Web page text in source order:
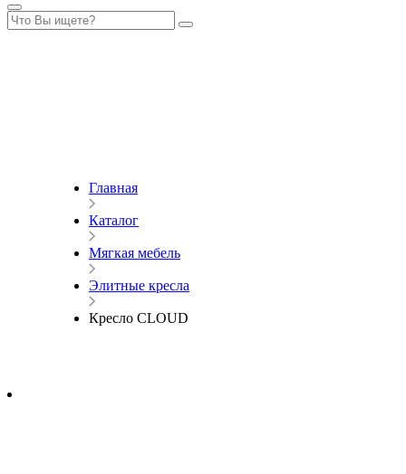
Главная
Каталог
Мягкая мебель
Элитные кресла
Кресло CLOUD